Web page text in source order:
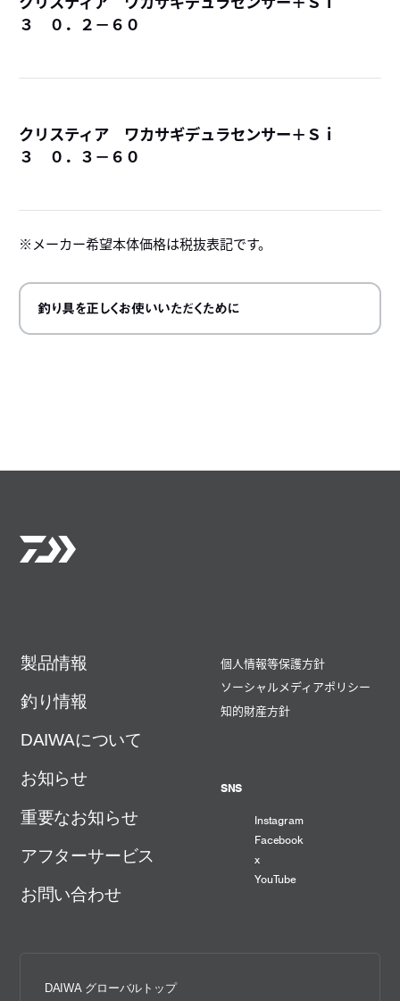
３ ０．２－６０
クリスティア ワカサギデュラセンサー＋Ｓｉ
３ ０．３－６０
メーカー希望本体価格は税抜表記です。
釣り具を正しくお使いいただくために
製品情報
釣り情報
DAIWAについて
お知らせ
重要なお知らせ
アフターサービス
お問い合わせ
個人情報等保護方針
ソーシャルメディアポリシー
知的財産方針
SNS
Instagram
Facebook
x
YouTube
DAIWA グローバルトップ